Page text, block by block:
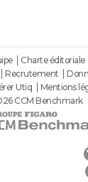
Charte éditoriale
Recrutement
Utiq Mentions
CCM Benchmark